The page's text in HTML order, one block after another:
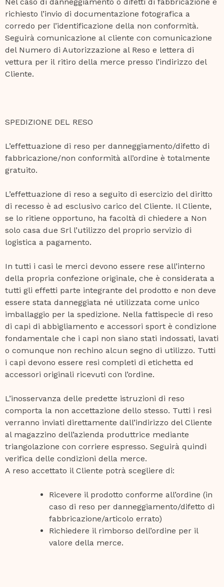
richiesto l’invio di documentazione fotografica a
corredo per l’identificazione della non conformità.
Seguirà comunicazione al cliente con comunicazione
del Numero di Autorizzazione al Reso e lettera di
vettura per il ritiro della merce presso l’indirizzo del
Cliente.
SPEDIZIONE DEL RESO
L’effettuazione di reso per danneggiamento/difetto di
fabbricazione/non conformità all’ordine è totalmente
gratuito.
L’effettuazione di reso a seguito di esercizio del diritto
di recesso è ad esclusivo carico del Cliente. Il Cliente,
se lo ritiene opportuno, ha facoltà di chiedere a Non
solo casa due Srl l’utilizzo del proprio servizio di
logistica a pagamento.
In tutti i casi le merci devono essere rese all’interno
della propria confezione originale, che è considerata a
tutti gli effetti parte integrante del prodotto e non deve
essere stata danneggiata né utilizzata come unico
imballaggio per la spedizione. Nella fattispecie di reso
di capi di abbigliamento e accessori sport è condizione
fondamentale che i capi non siano stati indossati, lavati
o comunque non rechino alcun segno di utilizzo. Tutti
i capi devono essere resi completi di etichetta ed
accessori originali ricevuti con l’ordine.
L’inosservanza delle predette istruzioni di reso
comporta la non accettazione dello stesso. Tutti i resi
verranno inviati direttamente dall’indirizzo del Cliente
al magazzino dell’azienda produttrice mediante
triangolazione con corriere espresso. Seguirà quindi
verifica delle condizioni della merce.
A reso accettato il Cliente potrà scegliere di:
Ricevere il prodotto conforme all’ordine (in
caso di reso per danneggiamento/difetto di
fabbricazione/articolo errato)
Richiedere il rimborso dell’ordine per il
valore della merce.